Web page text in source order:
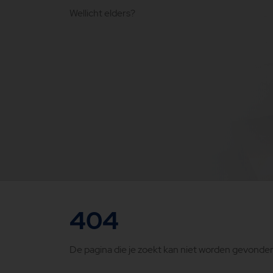
Wellicht elders?
404
De pagina die je zoekt kan niet worden